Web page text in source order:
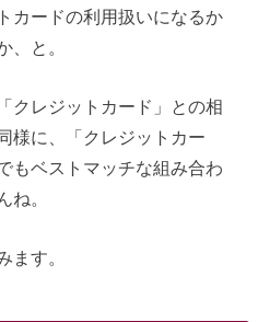
カードの利用扱いになるか
、と。
クレジットカード」との相
様に、「クレジットカー
もベストマッチな組み合わ
ね。
ます。